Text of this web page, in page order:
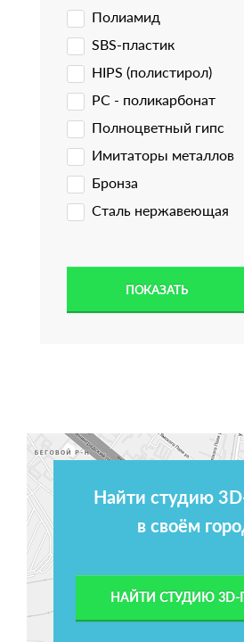
Полиамид
SBS-пластик
HIPS (полистирол)
PC - поликарбонат
Полноцветный гипс
Имитаторы металлов
Бронза
Сталь нержавеющая
Найти студию
в своём
НАЙТИ СТУДИЮ 3D-